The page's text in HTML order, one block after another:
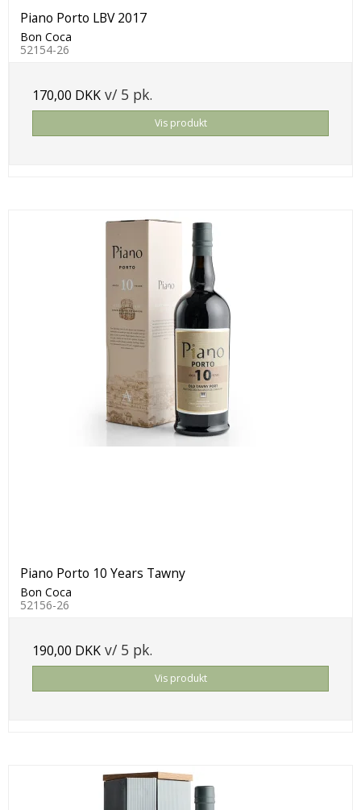
Piano Porto LBV 2017
Bon Coca
52154-26
170,00 DKK v/ 5 pk.
Vis produkt
Piano Porto 10 Years Tawny
Bon Coca
52156-26
190,00 DKK v/ 5 pk.
Vis produkt